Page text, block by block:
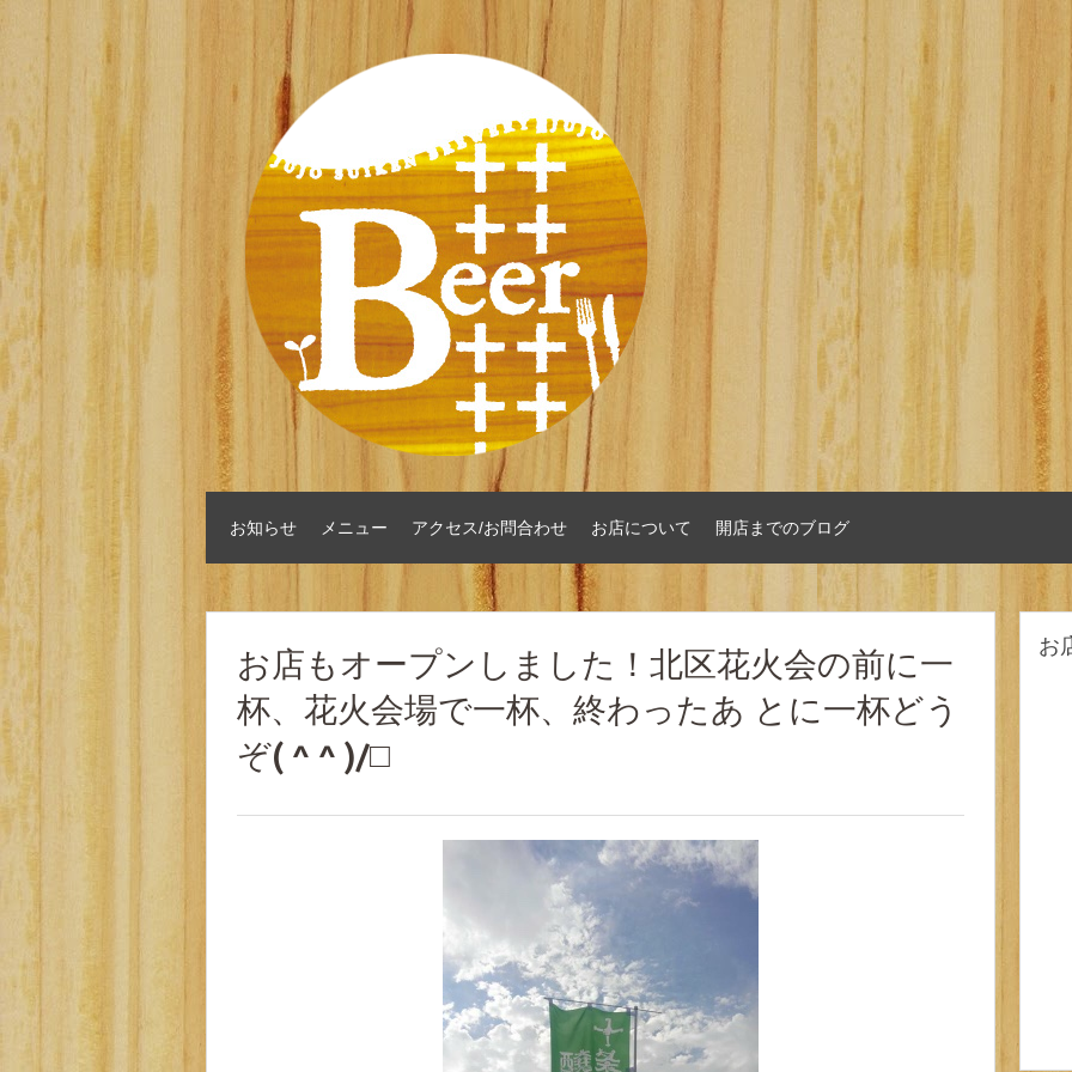
お知らせ メニュー アクセス/お問合わせ お店について 開店までのブログ
お店もオープンしました！北区花火会の前に一
杯、花火会場で一杯、終わったあ とに一杯どう
ぞ( ^ ^ )/□
お